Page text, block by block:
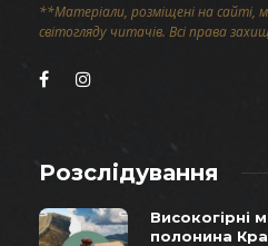
**Матеріали, розміщені на сайті,
світогляду читачів. Всі права
Розслідування
Високогірні
полонина